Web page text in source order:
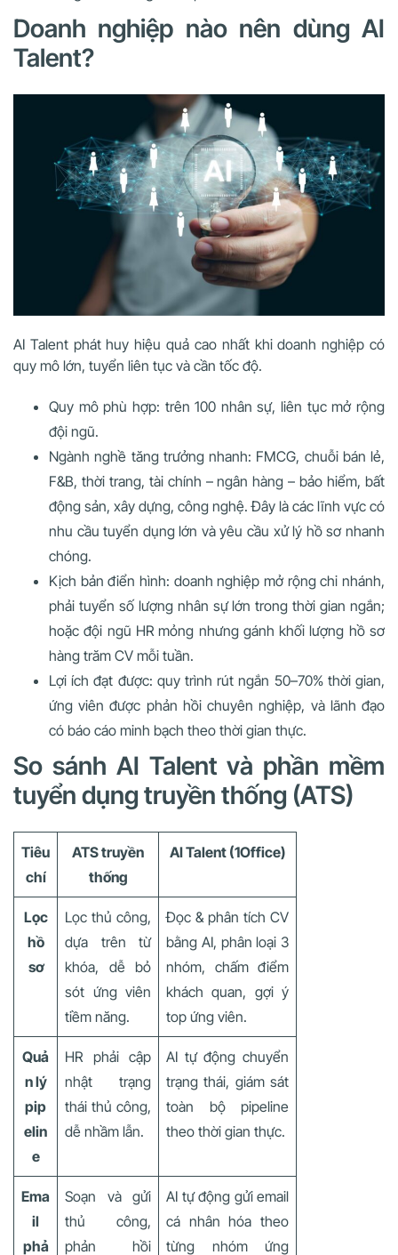
Doanh nghiệp nào nên dùng AI
Talent?
AI Talent phát huy hiệu quả cao nhất khi doanh nghiệp có
quy mô lớn, tuyển liên tục và cần tốc độ.
Quy mô phù hợp: trên 100 nhân sự, liên tục mở rộng
đội ngũ.
Ngành nghề tăng trưởng nhanh: FMCG, chuỗi bán lẻ,
F&B, thời trang, tài chính – ngân hàng – bảo hiểm, bất
động sản, xây dựng, công nghệ. Đây là các lĩnh vực có
nhu cầu tuyển dụng lớn và yêu cầu xử lý hồ sơ nhanh
chóng.
Kịch bản điển hình: doanh nghiệp mở rộng chi nhánh,
phải tuyển số lượng nhân sự lớn trong thời gian ngắn;
hoặc đội ngũ HR mỏng nhưng gánh khối lượng hồ sơ
hàng trăm CV mỗi tuần.
Lợi ích đạt được: quy trình rút ngắn 50–70% thời gian,
ứng viên được phản hồi chuyên nghiệp, và lãnh đạo
có báo cáo minh bạch theo thời gian thực.
So sánh AI Talent và phần mềm
tuyển dụng truyền thống (ATS)
Tiêu
chí
ATS truyền
thống
AI Talent (1Office)
Lọc
hồ
sơ
Lọc thủ công,
dựa trên từ
khóa, dễ bỏ
sót ứng viên
tiềm năng.
Đọc & phân tích CV
bằng AI, phân loại 3
nhóm, chấm điểm
khách quan, gợi ý
top ứng viên.
Quả
n lý
pip
elin
e
HR phải cập
nhật trạng
thái thủ công,
dễ nhầm lẫn.
AI tự động chuyển
trạng thái, giám sát
toàn bộ pipeline
theo thời gian thực.
Ema
il
phả
Soạn và gửi
thủ công,
phản hồi
AI tự động gửi email
cá nhân hóa theo
từng nhóm ứng